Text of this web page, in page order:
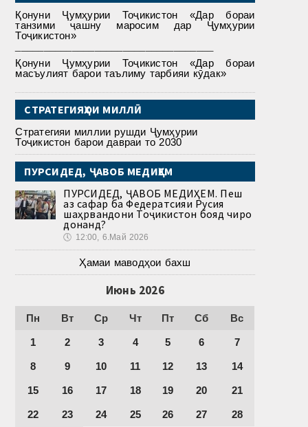
Қонуни Ҷумҳурии Тоҷикистон «Дар бораи
танзими ҷашну маросим дар Ҷумҳурии
Тоҷикистон»
Қонуни Ҷумҳурии Тоҷикистон «Дар бораи
масъулият барои таълиму тарбияи кӯдак»
СТРАТЕГИЯҲОИ МИЛЛӢ
Стратегияи миллии рушди Ҷумҳурии
Тоҷикистон барои давраи то 2030
ПУРСИДЕД, ҶАВОБ МЕДИҲЕМ
ПУРСИДЕД, ҶАВОБ МЕДИҲЕМ. Пеш
аз сафар ба Федератсияи Русия
шаҳрвандони Тоҷикистон бояд чиро
донанд?
🕔 12:00, 6.Май 2026
Ҳамаи маводҳои бахш
Июнь 2026
Пн Вт Ср Чт Пт Сб Вс
1 2 3 4 5 6 7
8 9 10 11 12 13 14
15 16 17 18 19 20 21
22 23 24 25 26 27 28